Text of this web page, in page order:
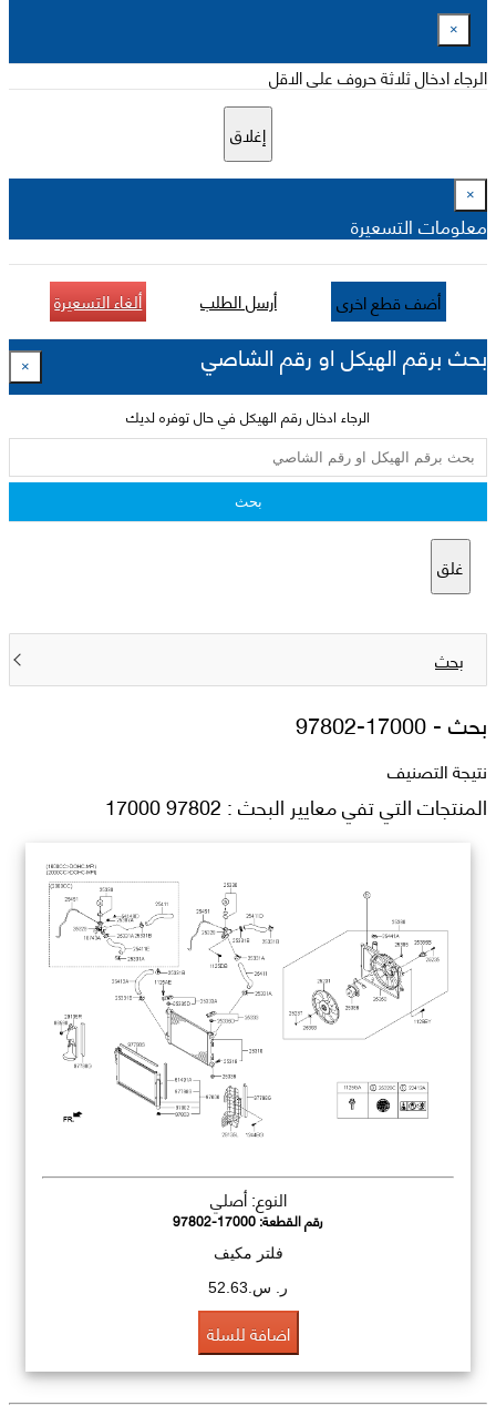
×
الرجاء ادخال ثلاثة حروف على الاقل
إغلاق
×
معلومات التسعيرة
أضف قطع اخرى أرسل الطلب ألغاء التسعيرة
بحث برقم الهيكل او رقم الشاصي ×
الرجاء ادخال رقم الهيكل في حال توفره لديك
بحث
غلق
بحث
بحث -97802-17000
نتيجة التصنيف
المنتجات التي تفي معايير البحث : 97802 17000
النوع: أصلي
رقم القطعة:97802-17000
فلتر مكيف
ر. س.52.63
اضافة للسلة